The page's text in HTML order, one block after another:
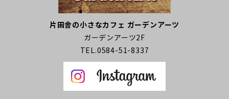
片田舎の小さなカフェ ガーデンアーツ
ガーデンアーツ2F
TEL.0584-51-8337